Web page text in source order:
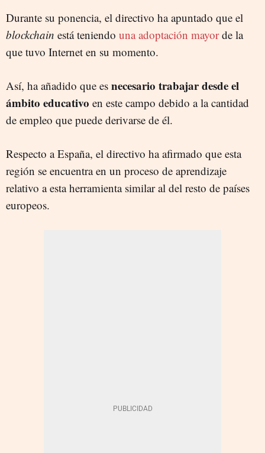
Durante su ponencia, el directivo ha apuntado que el
blockchain está teniendo una adoptación mayorde la
que tuvo Internet en su momento.
Así, ha añadido que es necesario trabajar desde el
ámbito educativo en este campo debido a la cantidad
de empleo que puede derivarse de él.
Respecto a España, el directivo ha afirmado que esta
región se encuentra en un proceso de aprendizaje
relativo a esta herramienta similar al del resto de países
europeos.